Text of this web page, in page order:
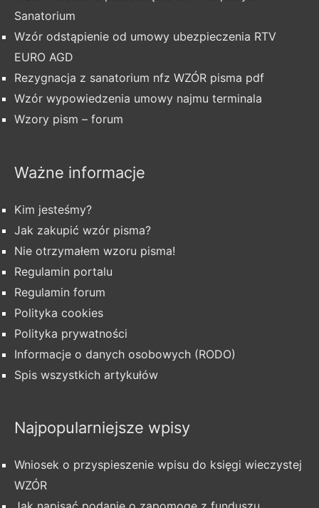
Sanatorium
Wzór odstąpienie od umowy ubezpieczenia RTV
EURO AGD
Rezygnacja z sanatorium nfz WZÓR pisma pdf
Wzór wypowiedzenia umowy najmu terminala
Wzory pism – forum
Ważne informacje
Kim jesteśmy?
Jak zakupić wzór pisma?
Nie otrzymałem wzoru pisma!
Regulamin portalu
Regulamin forum
Polityka cookies
Polityka prywatności
Informacje o danych osobowych (RODO)
Spis wszystkich artykułów
Najpopularniejsze wpisy
Wniosek o przyspieszenie wpisu do księgi wieczystej
WZÓR